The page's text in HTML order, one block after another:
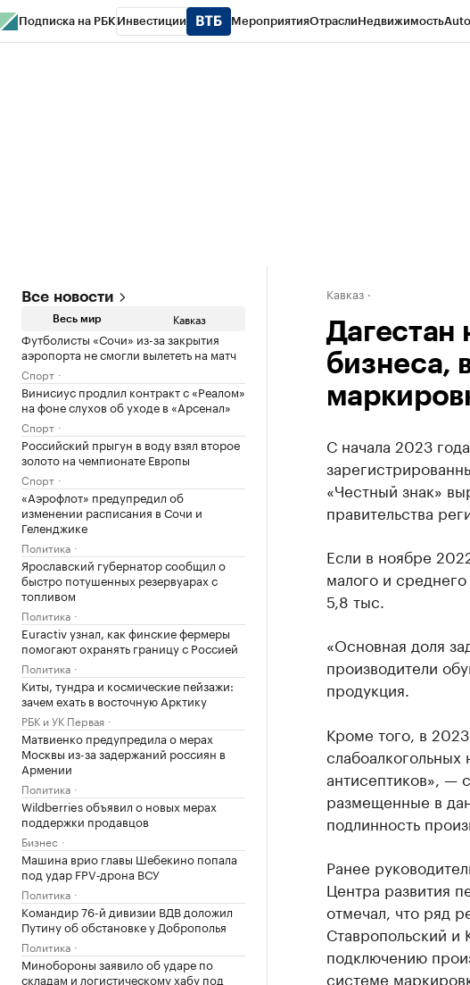
Подписка на РБК Инвестиции МероприятияОтраслиНедвижимость
Все новости
Весь мир Кавказ
Футболисты «Сочи» из-за закрытия
аэропорта не смогли вылететь на матч
Спорт
Винисиус продлил контракт с «Реалом»
на фоне слухов об уходе в «Арсенал»
Спорт
Российский прыгун в воду взял второе
золото на чемпионате Европы
Спорт
«Аэрофлот» предупредил об
изменении расписания в Сочи и
Геленджике
Политика
Ярославский губернатор сообщил о
быстро потушенных резервуарах с
топливом
Политика
Euractiv узнал, как финские фермеры
помогают охранять границу с Россией
Политика
Киты, тундра и космические пейзажи:
зачем ехать в восточную Арктику
РБК и УК Первая
Матвиенко предупредила о мерах
Москвы из-за задержаний россиян в
Армении
Политика
Wildberries объявил о новых мерах
поддержки продавцов
Бизнес
Машина врио главы Шебекино попала
под удар FPV‑дрона ВСУ
Политика
Командир 76-й дивизии ВДВ доложил
Путину об обстановке у Доброполья
Политика
Минобороны заявило об ударе по
складам и логистическому хабу под
Кавказ
Дагестан
бизнеса,
С начала 2023
«Честный знак»
правительства
Если в ноябре
малого и
5,8 тыс.
«Основная доля
производители
продукция.
Кроме того, в
слабоалкогольных
антисептиков», —
размещенные в
подлинность
Ранее
Центра развития
отмечал, что ряд
Ставропольский
подключению
системе